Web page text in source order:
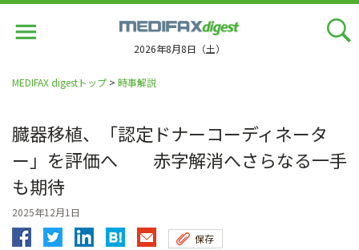
2026年8月8日（土）
MEDIFAX digestトップ > 時事解説
臓器移植、「認定ドナーコーディネータ
ー」を評価へ 赤字解消へさらなる一手
も期待
2025年12月1日
保存